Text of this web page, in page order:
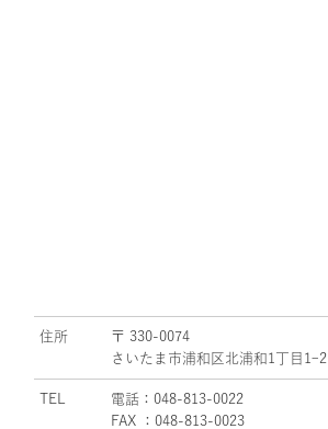
住所
〒 330-0074
さいたま市浦和区北浦和1丁目1ｰ2
TEL
電話：048-813-0022
FAX ：048-813-0023